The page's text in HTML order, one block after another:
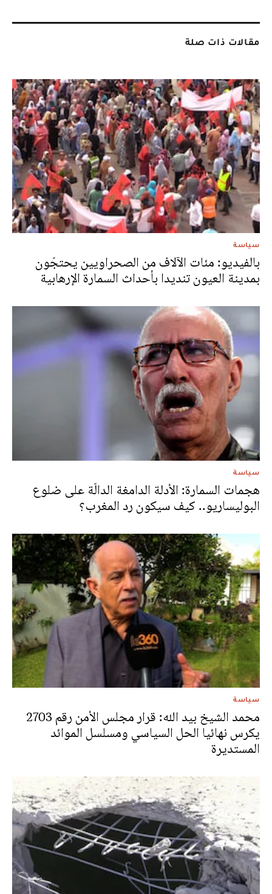
مقالات ذات صلة
سياسة
بالفيديو: مئات الآلاف من الصحراويين يحتجّون
بمدينة العيون تنديدا بأحداث السمارة الإرهابية
سياسة
هجمات السمارة: الأدلة الدامغة الدالّة على ضلوع
البوليساريو.. كيف سيكون رد المغرب؟
سياسة
محمد الشيخ بيد الله: قرار مجلس الأمن رقم 2703
يكرس نهائيا الحل السياسي ومسلسل الموائد
المستديرة